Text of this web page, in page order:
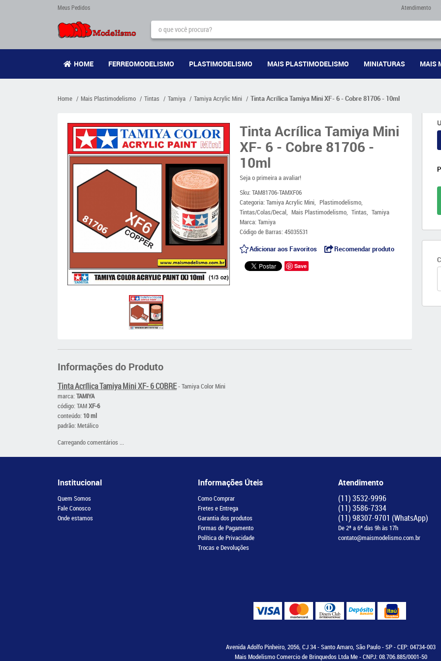
Meus Pedidos Atendimento
HOME FERREOMODELISMO PLASTIMODELISMO MAIS PLASTIMODELISMO MINIATURAS MAIS
Home Mais Plastimodelismo Tintas Tamiya Tamiya Acrylic Mini Tinta Acrílica Tamiya Mini XF- 6 - Cobre 81706 - 10ml
Tinta Acrílica Tamiya Mini
XF- 6 - Cobre 81706 -
10ml
Seja o primeira a avaliar!
Sku:TAM81706-TAMXF06
Categoria:Tamiya Acrylic Mini
Plastimodelismo
Tintas/Colas/Decal
Mais Plastimodelismo Tintas
Tamiya
Marca:Tamiya
Código de Barras:45035531
Adicionar aos Favoritos
Recomendar produto
Save
Informações do Produto
Tinta Acrílica Tamiya Mini XF- 6 COBRE- Tamiya Color Mini
marca:TAMIYA
código: TAMXF-6
conteúdo: 10 ml
padrão: Metálico
Carregando comentários ...
Institucional
Quem Somos
Fale Conosco
Onde estamos
Informações Úteis
Como Comprar
Fretes e Entrega
Garantia dos produtos
Formas de Pagamento
Política de Privacidade
Trocas e Devoluções
Atendimento
(11)3532-9996
(11)3586-7334
(11)98307-9701 (WhatsApp)
De 2ª a 6ª das 9h às 17h
contato@maismodelismo.com.br
Avenida Adolfo Pinheiro, 2056, CJ 34-Santo Amaro, São Paulo-SP-CEP: 04734-003
Mais Modelismo Comercio de Brinquedos Ltda Me - CNPJ: 08.706.885/0001-50